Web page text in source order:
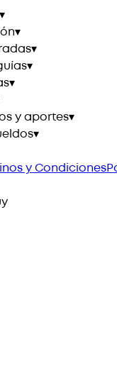
▾
▾
▾
▾
y aportes▾
▾
y Condiciones